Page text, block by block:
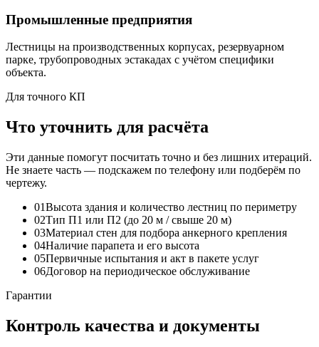
Промышленные предприятия
Лестницы на производственных корпусах, резервуарном
парке, трубопроводных эстакадах с учётом специфики
объекта.
Для точного КП
Что уточнить для расчёта
Эти данные помогут посчитать точно и без лишних итераций.
Не знаете часть — подскажем по телефону или подберём по
чертежу.
01Высота здания и количество лестниц по периметру
02Тип П1 или П2 (до 20 м / свыше 20 м)
03Материал стен для подбора анкерного крепления
04Наличие парапета и его высота
05Первичные испытания и акт в пакете услуг
06Договор на периодическое обслуживание
Гарантии
Контроль качества и документы